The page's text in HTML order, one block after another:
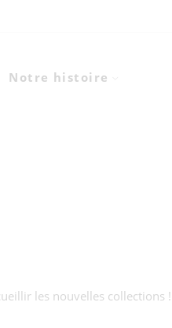
Notre histoire
les nouvelles collections !